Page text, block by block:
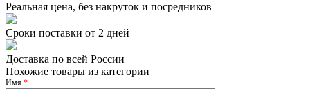
Реальная цена, без накруток и посредников
Сроки поставки от 2 дней
Доставка по всей России
Похожие товары из категории
Имя *